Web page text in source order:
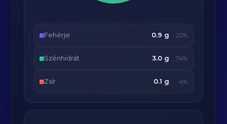
Fehérje 0.9 g 22%
Szénhidrát 3.0 g 74%
Zsír 0.1 g 4%